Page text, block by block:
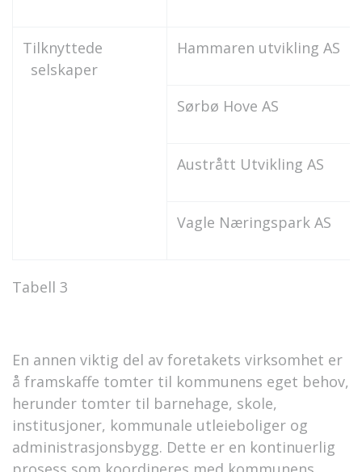
Tilknyttede
selskaper
Hammaren utvikling AS
Sørbø Hove AS
Austrått Utvikling AS
Vagle Næringspark AS
Tabell 3
En annen viktig del av foretakets virksomhet er
å framskaffe tomter til kommunens eget behov,
herunder tomter til barnehage, skole,
institusjoner, kommunale utleieboliger og
administrasjonsbygg. Dette er en kontinuerlig